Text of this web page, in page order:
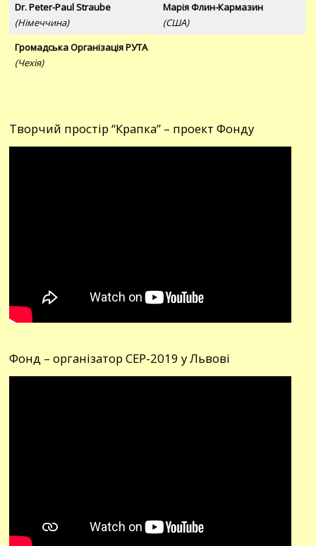
Dr. Peter-Paul Straube
(Німеччина)
Марія Флин-Кармазин
(США)
Громадська Організація РУТА
(Чехія)
Творчий простір “Крапка” – проект Фонду
Фонд – організатор СЕР-2019 у Львові